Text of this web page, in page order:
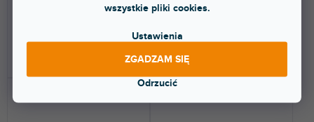
wszystkie pliki cookies.
Ustawienia
Odrzucić
ZGADZAM SIĘDO KOSZYKA